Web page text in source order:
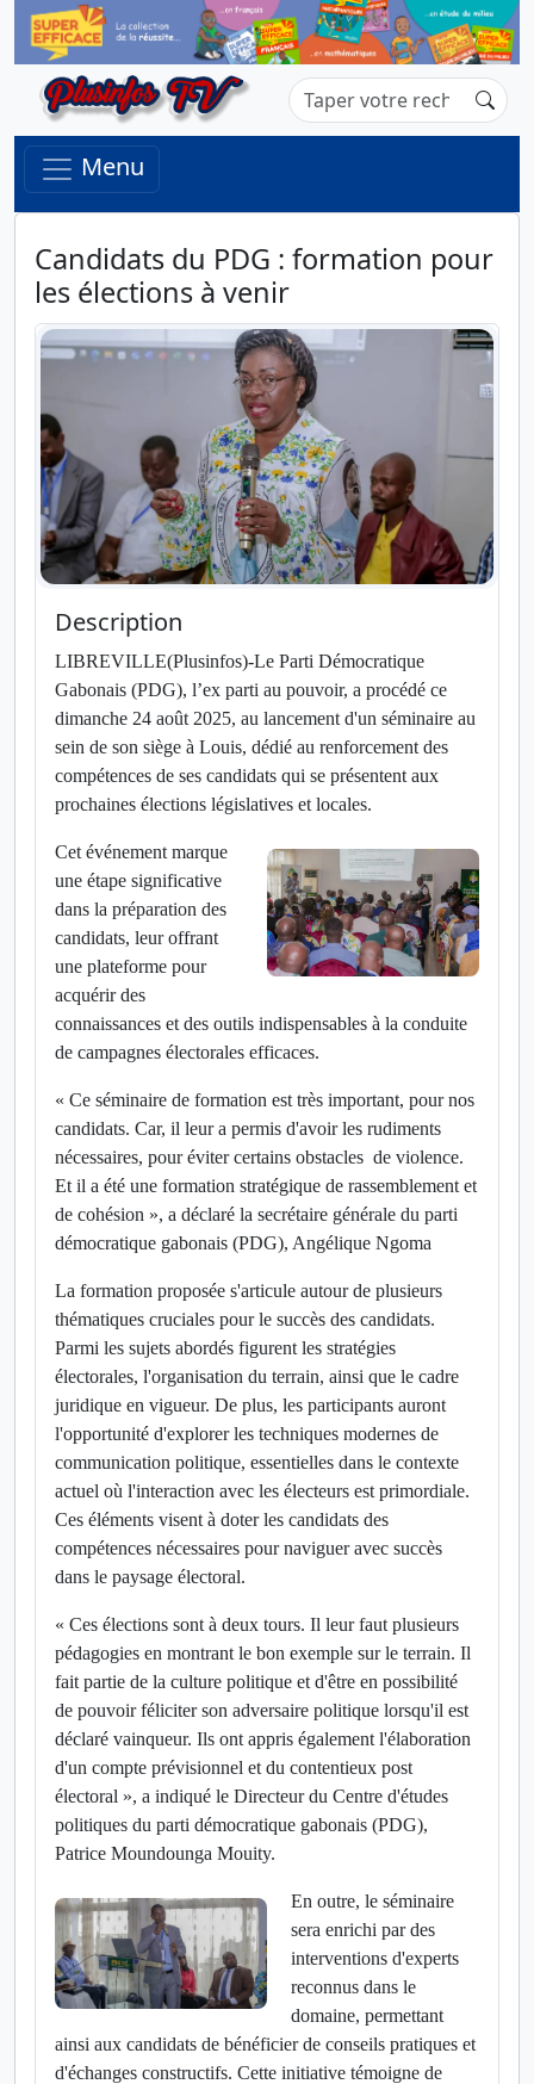
Menu
Candidats du PDG : formation pour
les élections à venir
Description
LIBREVILLE(Plusinfos)-Le Parti Démocratique
Gabonais (PDG), l’ex parti au pouvoir, a procédé ce
dimanche 24 août 2025, au lancement d'un séminaire au
sein de son siège à Louis, dédié au renforcement des
compétences de ses candidats qui se présentent aux
prochaines élections législatives et locales.
Cet événement marque
une étape significative
dans la préparation des
candidats, leur offrant
une plateforme pour
acquérir des
connaissances et des outils indispensables à la conduite
de campagnes électorales efficaces.
« Ce séminaire de formation est très important, pour nos
candidats. Car, il leur a permis d'avoir les rudiments
nécessaires, pour éviter certains obstacles de violence.
Et il a été une formation stratégique de rassemblement et
de cohésion », a déclaré la secrétaire générale du parti
démocratique gabonais (PDG), Angélique Ngoma
La formation proposée s'articule autour de plusieurs
thématiques cruciales pour le succès des candidats.
Parmi les sujets abordés figurent les stratégies
électorales, l'organisation du terrain, ainsi que le cadre
juridique en vigueur. De plus, les participants auront
l'opportunité d'explorer les techniques modernes de
communication politique, essentielles dans le contexte
actuel où l'interaction avec les électeurs est primordiale.
Ces éléments visent à doter les candidats des
compétences nécessaires pour naviguer avec succès
dans le paysage électoral.
« Ces élections sont à deux tours. Il leur faut plusieurs
pédagogies en montrant le bon exemple sur le terrain. Il
fait partie de la culture politique et d'être en possibilité
de pouvoir féliciter son adversaire politique lorsqu'il est
déclaré vainqueur. Ils ont appris également l'élaboration
d'un compte prévisionnel et du contentieux post
électoral », a indiqué le Directeur du Centre d'études
politiques du parti démocratique gabonais (PDG),
Patrice Moundounga Mouity.
En outre, le séminaire
sera enrichi par des
interventions d'experts
reconnus dans le
domaine, permettant
ainsi aux candidats de bénéficier de conseils pratiques et
d'échanges constructifs. Cette initiative témoigne de